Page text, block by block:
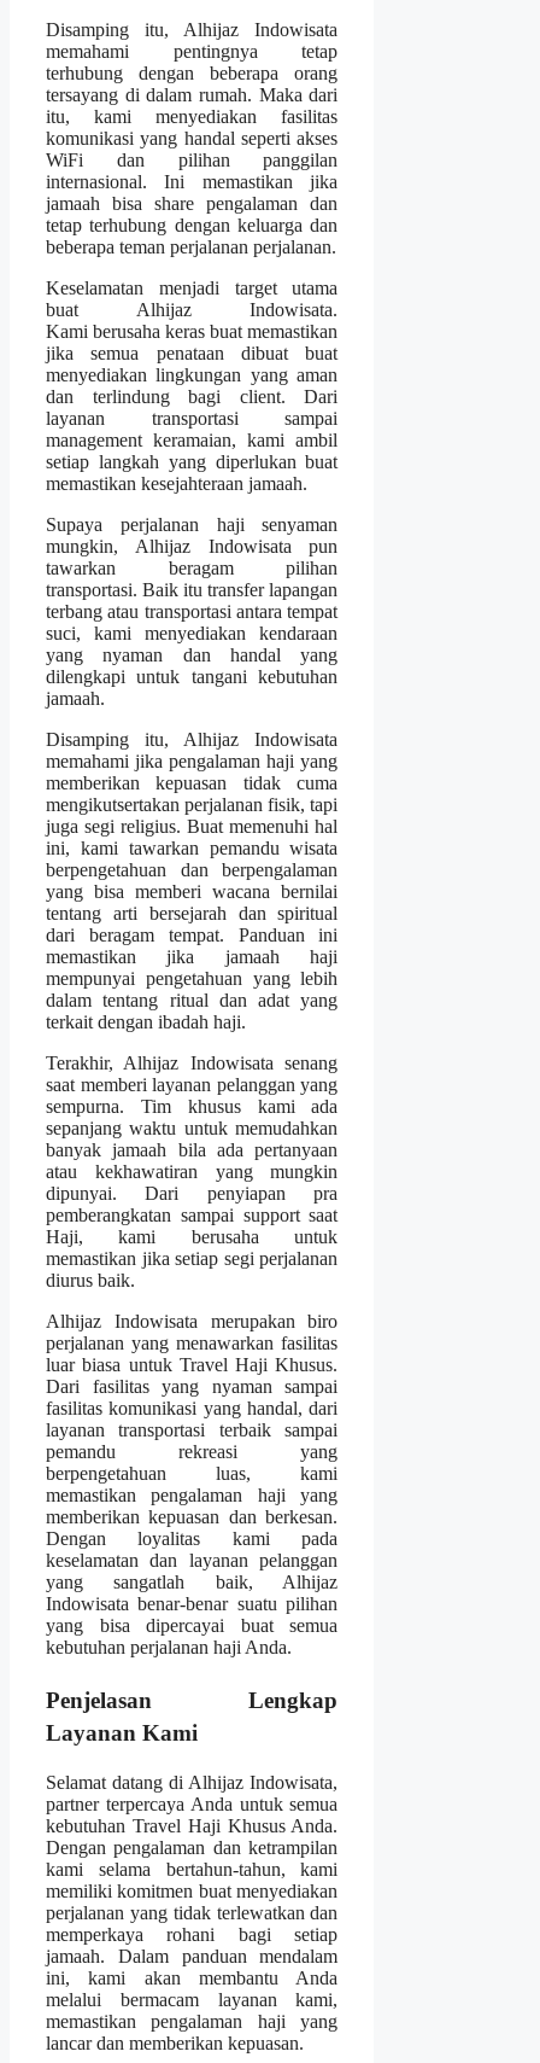
Disamping itu, Alhijaz Indowisata
memahami pentingnya tetap
terhubung dengan beberapa orang
tersayang di dalam rumah. Maka dari
itu, kami menyediakan fasilitas
komunikasi yang handal seperti akses
WiFi dan pilihan panggilan
internasional. Ini memastikan jika
jamaah bisa share pengalaman dan
tetap terhubung dengan keluarga dan
beberapa teman perjalanan perjalanan.
Keselamatan menjadi target utama
buat Alhijaz Indowisata.
Kami berusaha keras buat memastikan
jika semua penataan dibuat buat
menyediakan lingkungan yang aman
dan terlindung bagi client. Dari
layanan transportasi sampai
management keramaian, kami ambil
setiap langkah yang diperlukan buat
memastikan kesejahteraan jamaah.
Supaya perjalanan haji senyaman
mungkin, Alhijaz Indowisata pun
tawarkan beragam pilihan
transportasi. Baik itu transfer lapangan
terbang atau transportasi antara tempat
suci, kami menyediakan kendaraan
yang nyaman dan handal yang
dilengkapi untuk tangani kebutuhan
jamaah.
Disamping itu, Alhijaz Indowisata
memahami jika pengalaman haji yang
memberikan kepuasan tidak cuma
mengikutsertakan perjalanan fisik, tapi
juga segi religius. Buat memenuhi hal
ini, kami tawarkan pemandu wisata
berpengetahuan dan berpengalaman
yang bisa memberi wacana bernilai
tentang arti bersejarah dan spiritual
dari beragam tempat. Panduan ini
memastikan jika jamaah haji
mempunyai pengetahuan yang lebih
dalam tentang ritual dan adat yang
terkait dengan ibadah haji.
Terakhir, Alhijaz Indowisata senang
saat memberi layanan pelanggan yang
sempurna. Tim khusus kami ada
sepanjang waktu untuk memudahkan
banyak jamaah bila ada pertanyaan
atau kekhawatiran yang mungkin
dipunyai. Dari penyiapan pra
pemberangkatan sampai support saat
Haji, kami berusaha untuk
memastikan jika setiap segi perjalanan
diurus baik.
Alhijaz Indowisata merupakan biro
perjalanan yang menawarkan fasilitas
luar biasa untuk Travel Haji Khusus.
Dari fasilitas yang nyaman sampai
fasilitas komunikasi yang handal, dari
layanan transportasi terbaik sampai
pemandu rekreasi yang
berpengetahuan luas, kami
memastikan pengalaman haji yang
memberikan kepuasan dan berkesan.
Dengan loyalitas kami pada
keselamatan dan layanan pelanggan
yang sangatlah baik, Alhijaz
Indowisata benar-benar suatu pilihan
yang bisa dipercayai buat semua
kebutuhan perjalanan haji Anda.
Penjelasan Lengkap
Layanan Kami
Selamat datang di Alhijaz Indowisata,
partner terpercaya Anda untuk semua
kebutuhan Travel Haji Khusus Anda.
Dengan pengalaman dan ketrampilan
kami selama bertahun-tahun, kami
memiliki komitmen buat menyediakan
perjalanan yang tidak terlewatkan dan
memperkaya rohani bagi setiap
jamaah. Dalam panduan mendalam
ini, kami akan membantu Anda
melalui bermacam layanan kami,
memastikan pengalaman haji yang
lancar dan memberikan kepuasan.